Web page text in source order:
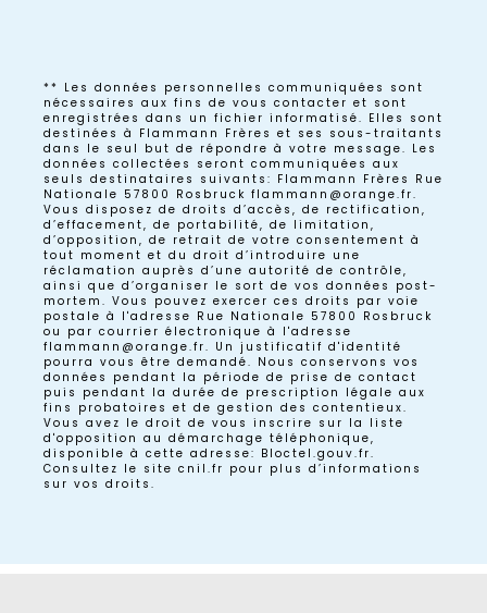
** Les données personnelles communiquées sont
nécessaires aux fins de vous contacter et sont
enregistrées dans un fichier informatisé. Elles sont
destinées à Flammann Frères et ses sous-traitants
dans le seul but de répondre à votre message. Les
données collectées seront communiquées aux
seuls destinataires suivants: Flammann Frères Rue
Nationale 57800 Rosbruck flammann@orange.fr.
Vous disposez de droits d’accès, de rectification,
d’effacement, de portabilité, de limitation,
d’opposition, de retrait de votre consentement à
tout moment et du droit d’introduire une
réclamation auprès d’une autorité de contrôle,
ainsi que d’organiser le sort de vos données post-
mortem. Vous pouvez exercer ces droits par voie
postale à l'adresse Rue Nationale 57800 Rosbruck
ou par courrier électronique à l'adresse
flammann@orange.fr. Un justificatif d'identité
pourra vous être demandé. Nous conservons vos
données pendant la période de prise de contact
puis pendant la durée de prescription légale aux
fins probatoires et de gestion des contentieux.
Vous avez le droit de vous inscrire sur la liste
d'opposition au démarchage téléphonique,
disponible à cette adresse: Bloctel.gouv.fr.
Consultez le site cnil.fr pour plus d’informations
sur vos droits.